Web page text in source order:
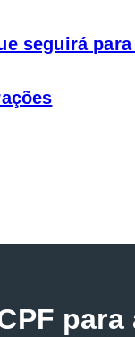
seguirá